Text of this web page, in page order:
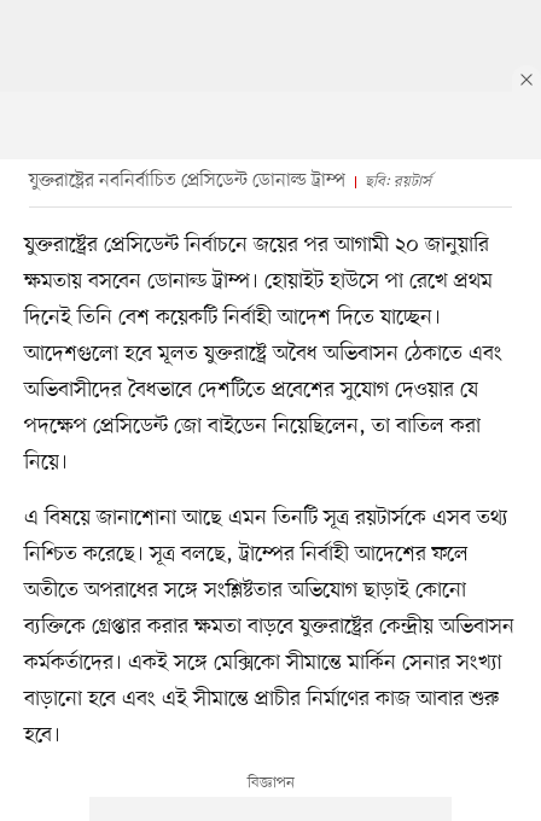
যুক্তরাষ্ট্রের নবনির্বাচিত প্রেসিডেন্ট ডোনাল্ড ট্রাম্প ছবি: রয়টার্স
যুক্তরাষ্ট্রের প্রেসিডেন্ট নির্বাচনে জয়ের পর আগামী ২০ জানুয়ারি
ক্ষমতায় বসবেন ডোনাল্ড ট্রাম্প। হোয়াইট হাউসে পা রেখে প্রথম
দিনেই তিনি বেশ কয়েকটি নির্বাহী আদেশ দিতে যাচ্ছেন।
আদেশগুলো হবে মূলত যুক্তরাষ্ট্রে অবৈধ অভিবাসন ঠেকাতে এবং
অভিবাসীদের বৈধভাবে দেশটিতে প্রবেশের সুযোগ দেওয়ার যে
পদক্ষেপ প্রেসিডেন্ট জো বাইডেন নিয়েছিলেন, তা বাতিল করা
নিয়ে।
এ বিষয়ে জানাশোনা আছে এমন তিনটি সূত্র রয়টার্সকে এসব তথ্য
নিশ্চিত করেছে। সূত্র বলছে, ট্রাম্পের নির্বাহী আদেশের ফলে
অতীতে অপরাধের সঙ্গে সংশ্লিষ্টতার অভিযোগ ছাড়াই কোনো
ব্যক্তিকে গ্রেপ্তার করার ক্ষমতা বাড়বে যুক্তরাষ্ট্রের কেন্দ্রীয় অভিবাসন
কর্মকর্তাদের। একই সঙ্গে মেক্সিকো সীমান্তে মার্কিন সেনার সংখ্যা
বাড়ানো হবে এবং এই সীমান্তে প্রাচীর নির্মাণের কাজ আবার শুরু
হবে।